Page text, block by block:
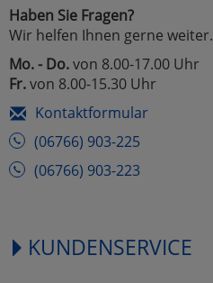
Haben Sie Fragen?
Wir helfen Ihnen gerne weiter.
Mo. - Do.von 8.00-17.00 Uhr
Fr.von 8.00-15.30 Uhr
Kontaktformular
(06766) 903-225
(06766) 903-223
KUNDENSERVICE